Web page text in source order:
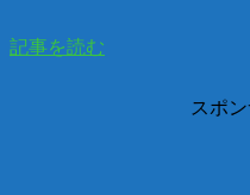
記事を読む
スポ